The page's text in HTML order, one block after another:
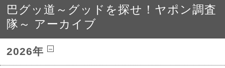
巴グッ道～グッドを探せ！ヤポン調査
隊～ アーカイブ
2026年